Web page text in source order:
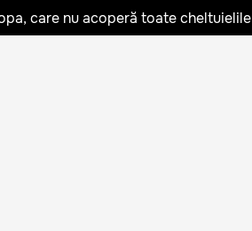
care nu acoperă toate cheltuielile